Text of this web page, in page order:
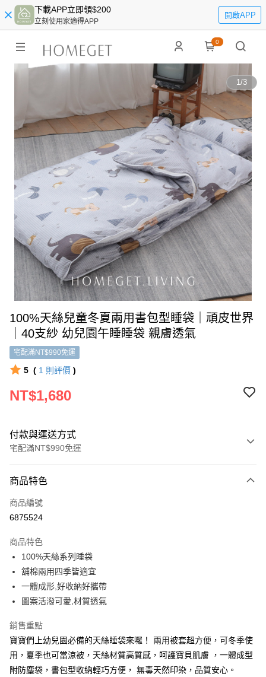
下載APP立即領$200
立刻使用家適得APP
開啟APP
0
1/3
100%天絲兒童冬夏兩用書包型睡袋｜頑皮世界
｜40支紗 幼兒園午睡睡袋 親膚透氣
宅配滿NT$990免運
5 ( 1 則評價 )
NT$1,680
付款與運送方式
宅配滿NT$990免運
信用卡一次付款
信用卡分期付款
合作金庫商業銀行
華南商業銀行
上海商業儲蓄銀行
國泰世華商業銀行
臺灣中小企業銀行
聯邦商業銀行
元大商業銀行
永豐商業銀行
台新國際商業銀行
中國信託商業銀行
台灣樂天信用卡公司
LINE Pay
Apple Pay
街口支付
Google Pay
全盈+PAY
商品特色
商品編號
6875524
商品特色
100%天絲系列睡袋
舖棉兩用四季皆適宜
一體成形,好收納好攜帶
圖案活潑可愛,材質透氣
銷售重點
寶寶們上幼兒園必備的天絲睡袋來囉！ 兩用被套超方便，可冬季使
用，夏季也可當涼被，天絲材質高質感，呵護寶貝肌膚 ，一體成型
附防塵袋，書包型收納輕巧方便， 無毒天然印染，品質安心。